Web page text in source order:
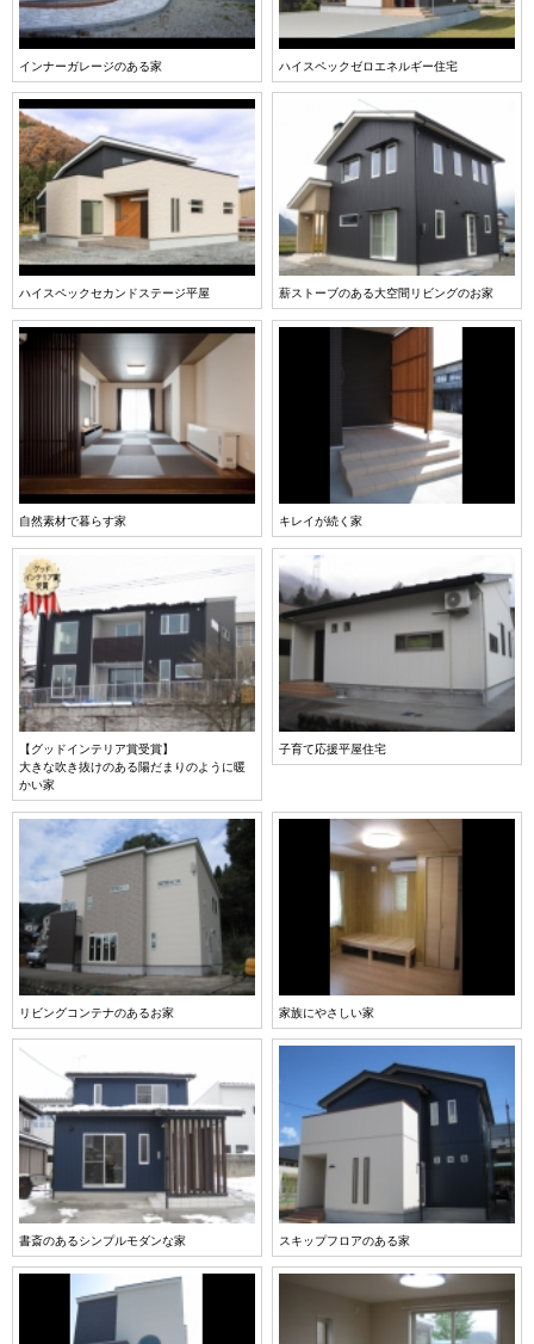
インナーガレージのある家 ハイスペックゼロエネルギー住宅
ハイスペックセカンドステージ平屋 薪ストーブのある大空間リビングのお家
自然素材で暮らす家 キレイが続く家
【グッドインテリア賞受賞】
大きな吹き抜けのある陽だまりのように暖
かい家
子育て応援平屋住宅
リビングコンテナのあるお家 家族にやさしい家
書斎のあるシンプルモダンな家 スキップフロアのある家